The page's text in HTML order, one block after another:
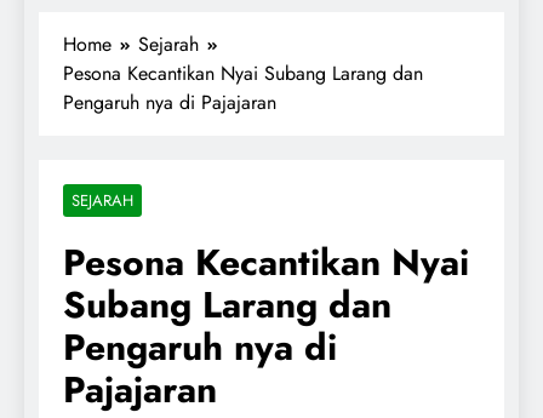
Home
Sejarah
Pesona Kecantikan Nyai Subang Larang dan
Pengaruh nya di Pajajaran
SEJARAH
Pesona Kecantikan Nyai
Subang Larang dan
Pengaruh nya di
Pajajaran